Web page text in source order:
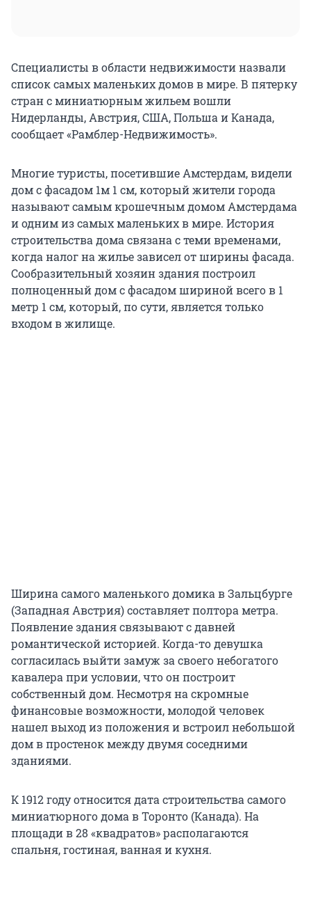
Специалисты в области недвижимости назвали
список самых маленьких домов в мире. В пятерку
стран с миниатюрным жильем вошли
Нидерланды, Австрия, США, Польша и Канада,
сообщает «Рамблер-Недвижимость».
Многие туристы, посетившие Амстердам, видели
дом с фасадом 1м 1 см, который жители города
называют самым крошечным домом Амстердама
и одним из самых маленьких в мире. История
строительства дома связана с теми временами,
когда налог на жилье зависел от ширины фасада.
Сообразительный хозяин здания построил
полноценный дом с фасадом шириной всего в 1
метр 1 см, который, по сути, является только
входом в жилище.
Ширина самого маленького домика в Зальцбурге
(Западная Австрия) составляет полтора метра.
Появление здания связывают с давней
романтической историей. Когда-то девушка
согласилась выйти замуж за своего небогатого
кавалера при условии, что он построит
собственный дом. Несмотря на скромные
финансовые возможности, молодой человек
нашел выход из положения и встроил небольшой
дом в простенок между двумя соседними
зданиями.
К 1912 году относится дата строительства самого
миниатюрного дома в Торонто (Канада). На
площади в 28 «квадратов» располагаются
спальня, гостиная, ванная и кухня.